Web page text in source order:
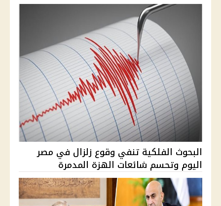
البحوث الفلكية تنفي وقوع زلزال في مصر
اليوم وتحسم شائعات الهزة المدمرة